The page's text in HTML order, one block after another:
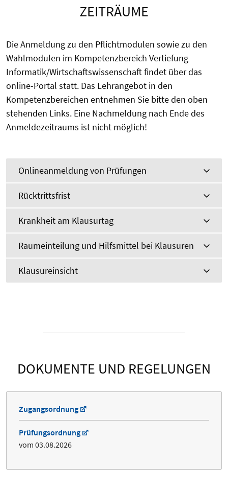
ZEITRÄUME
Die Anmeldung zu den Pflichtmodulen sowie zu den
Wahlmodulen im Kompetenzbereich Vertiefung
Informatik/Wirtschaftswissenschaft findet über das
online-Portal statt. Das Lehrangebot in den
Kompetenzbereichen entnehmen Sie bitte den oben
stehenden Links. Eine Nachmeldung nach Ende des
Anmeldezeitraums ist nicht möglich!
Onlineanmeldung von Prüfungen
Rücktrittsfrist
Krankheit am Klausurtag
Raumeinteilung und Hilfsmittel bei Klausuren
Klausureinsicht
DOKUMENTE UND REGELUNGEN
Zugangsordnung
Prüfungsordnung
vom 03.08.2026